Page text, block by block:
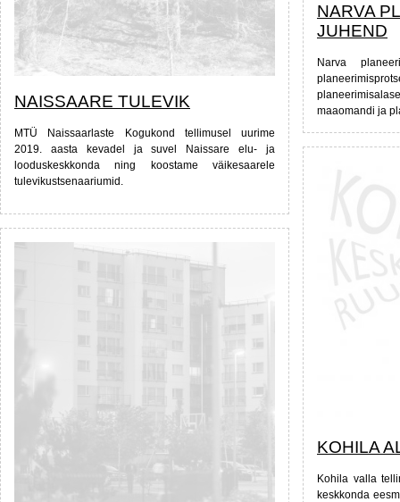
NAISSAARE TULEVIK
MTÜ Naissaarlaste Kogukond tellimusel uurime
2019. aasta kevadel ja suvel Naissare elu- ja
looduskeskkonda ning koostame väikesaarele
tulevikustsenaariumid.
NARVA
JUHEND
Narva
maaomandi ja
KOHILA
Kohila valla
keskkonda